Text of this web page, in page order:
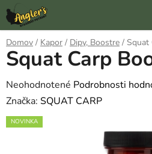
Prejsť
na
obsah
Domov / Kapor / Dipy, Boostre / Squat
Squat Carp
Priemerné
hodnotenie
produktu
Neohodnotené Podrobnosti
Značka: SQUAT CARP
NOVINKA